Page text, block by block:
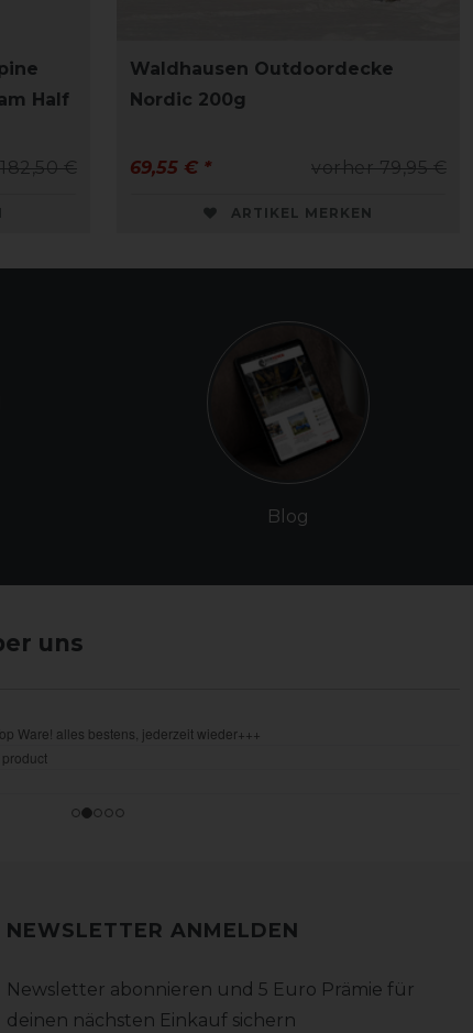
Half
€
Waldhausen Outdoordecke
Nordic 200g
vorher 79,95 €
69,55 € *
ARTIKEL MERKEN
Blog
uns
NEWSLETTER ANMELDEN
Newsletter abonnieren und 5 Euro Prämie für
deinen nächsten Einkauf sichern